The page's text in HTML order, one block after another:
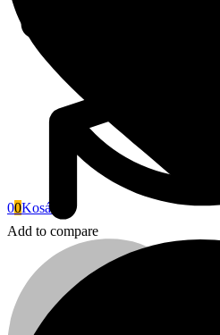
Fini Betta
00Kosár
Add to compare